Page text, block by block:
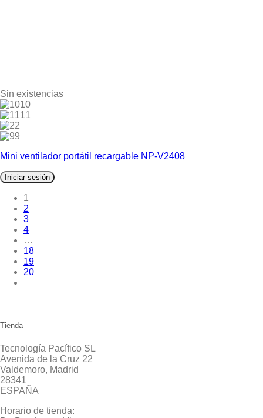
Sin existencias
10
11
2
9
Mini ventilador portátil recargable NP-V2408
Iniciar sesión
1
2
3
4
…
18
19
20
Tienda
Tecnología Pacífico SL
Avenida de la Cruz 22
Valdemoro, Madrid
28341
ESPAÑA
Horario de tienda: